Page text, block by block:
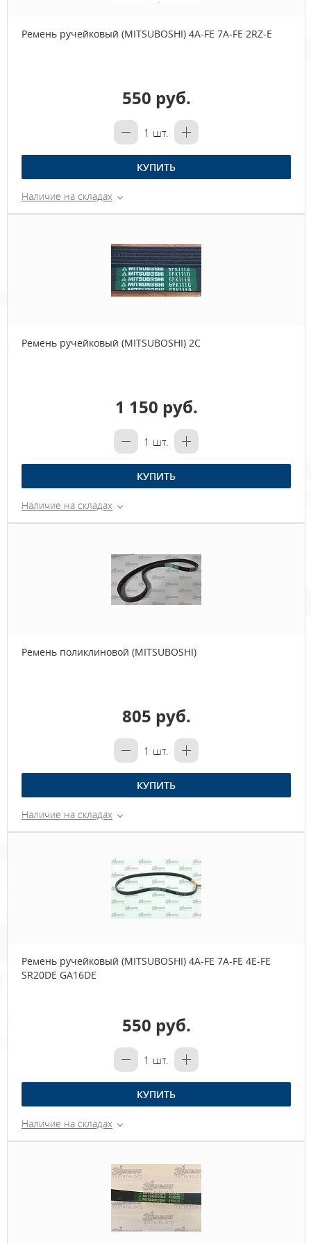
Ремень ручейковый (MITSUBOSHI) 4A-FE 7A-FE 2RZ-E
550 руб.
1 шт.
КУПИТЬ
Наличие на складах
Ремень ручейковый (MITSUBOSHI) 2C
1 150 руб.
1 шт.
КУПИТЬ
Наличие на складах
Ремень поликлиновой (MITSUBOSHI)
805 руб.
1 шт.
КУПИТЬ
Наличие на складах
Ремень ручейковый (MITSUBOSHI) 4A-FE 7A-FE 4E-FE
SR20DE GA16DE
550 руб.
1 шт.
КУПИТЬ
Наличие на складах